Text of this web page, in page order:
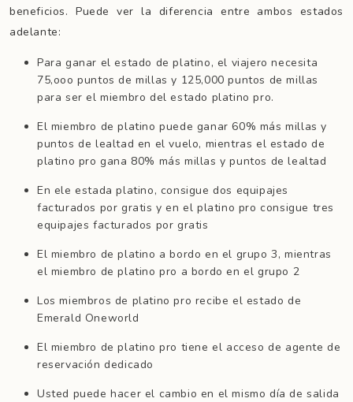
beneficios. Puede ver la diferencia entre ambos estados
adelante:
Para ganar el estado de platino, el viajero necesita
75,ooo puntos de millas y 125,000 puntos de millas
para ser el miembro del estado platino pro.
El miembro de platino puede ganar 60% más millas y
puntos de lealtad en el vuelo, mientras el estado de
platino pro gana 80% más millas y puntos de lealtad
En ele estada platino, consigue dos equipajes
facturados por gratis y en el platino pro consigue tres
equipajes facturados por gratis
El miembro de platino a bordo en el grupo 3, mientras
el miembro de platino pro a bordo en el grupo 2
Los miembros de platino pro recibe el estado de
Emerald Oneworld
El miembro de platino pro tiene el acceso de agente de
reservación dedicado
Usted puede hacer el cambio en el mismo día de salida